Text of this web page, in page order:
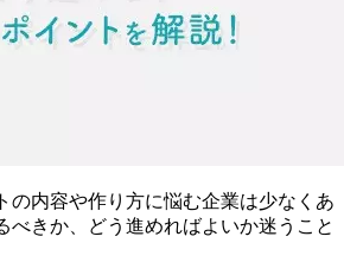
の内容や作り方に悩む企業は少なくあ
べきか、どう進めればよいか迷うこと